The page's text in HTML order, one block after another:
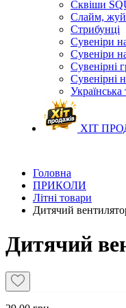
Сквіши
Слайм,
Стрибунці
Сувеніри
Сувеніри
Сувенірні
Сувенірні
Українська
ХІТ
Головна
ПРИКОЛИ
Літні товари
Дитячий
Дитячий